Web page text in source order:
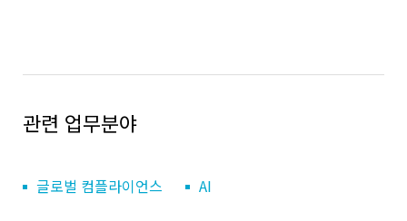
관련 업무분야
글로벌 컴플라이언스 AI